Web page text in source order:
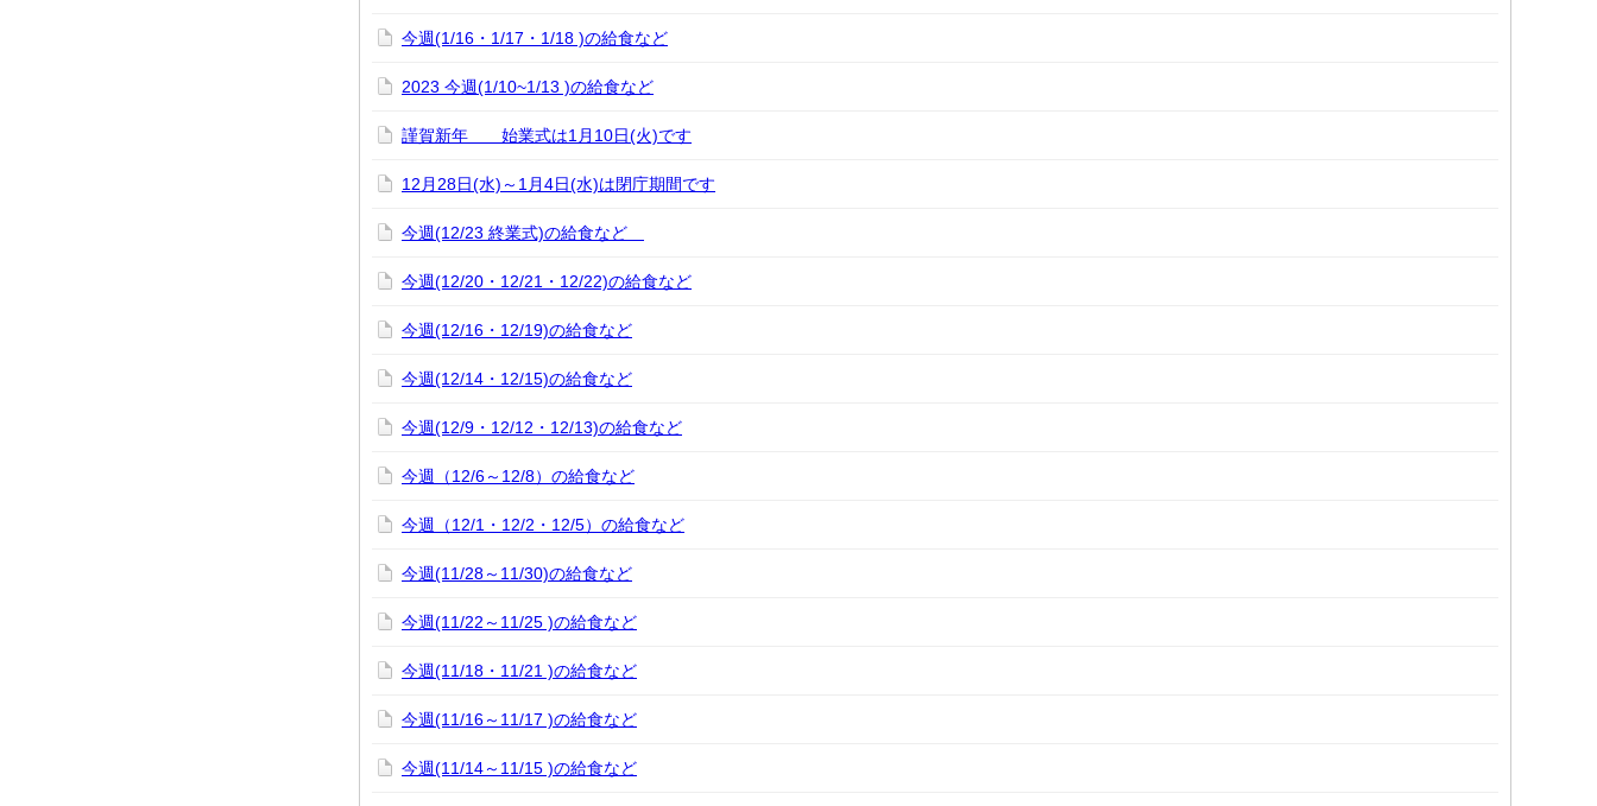
今週(1/16・1/17・1/18 )の給食など
2023 今週(1/10~1/13 )の給食など
謹賀新年 始業式は1月10日(火)です
12月28日(水)～1月4日(水)は閉庁期間です
今週(12/23 終業式)の給食など
今週(12/20・12/21・12/22)の給食など
今週(12/16・12/19)の給食など
今週(12/14・12/15)の給食など
今週(12/9・12/12・12/13)の給食など
今週（12/6～12/8）の給食など
今週（12/1・12/2・12/5）の給食など
今週(11/28～11/30)の給食など
今週(11/22～11/25 )の給食など
今週(11/18・11/21 )の給食など
今週(11/16～11/17 )の給食など
今週(11/14～11/15 )の給食など